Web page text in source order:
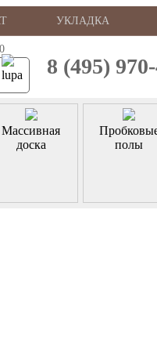
УКЛАДКА
8 (495)
Массивная
доска
полы